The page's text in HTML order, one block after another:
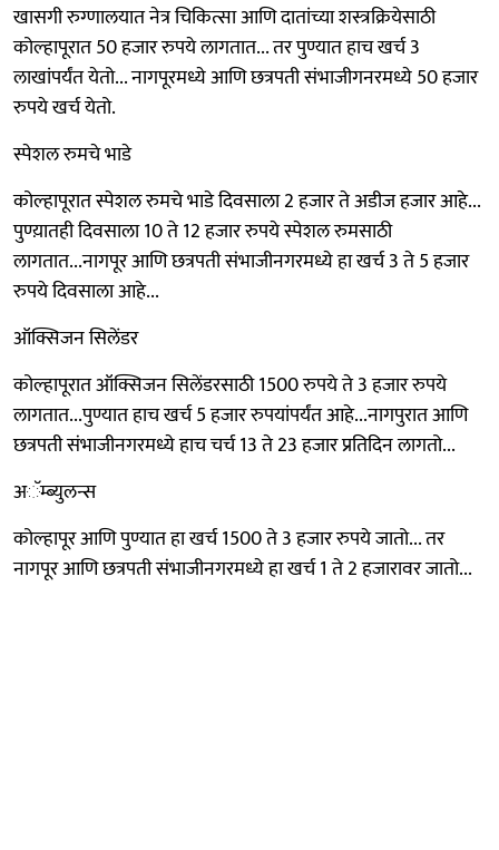
खासगी रुग्णालयात नेत्र चिकित्सा आणि दातांच्या शस्त्रक्रियेसाठी
कोल्हापूरात 50 हजार रुपये लागतात... तर पुण्यात हाच खर्च 3
लाखांपर्यंत येतो... नागपूरमध्ये आणि छत्रपती संभाजीगनरमध्ये 50 हजार
रुपये खर्च येतो.
स्पेशल रुमचे भाडे
कोल्हापूरात स्पेशल रुमचे भाडे दिवसाला 2 हजार ते अडीज हजार आहे...
पुण्य़ातही दिवसाला 10 ते 12 हजार रुपये स्पेशल रुमसाठी
लागतात...नागपूर आणि छत्रपती संभाजीनगरमध्ये हा खर्च 3 ते 5 हजार
रुपये दिवसाला आहे...
ऑक्सिजन सिलेंडर
कोल्हापूरात ऑक्सिजन सिलेंडरसाठी 1500 रुपये ते 3 हजार रुपये
लागतात...पुण्यात हाच खर्च 5 हजार रुपयांपर्यंत आहे...नागपुरात आणि
छत्रपती संभाजीनगरमध्ये हाच चर्च 13 ते 23 हजार प्रतिदिन लागतो...
अॅम्ब्युलन्स
कोल्हापूर आणि पुण्यात हा खर्च 1500 ते 3 हजार रुपये जातो... तर
नागपूर आणि छत्रपती संभाजीनगरमध्ये हा खर्च 1 ते 2 हजारावर जातो...